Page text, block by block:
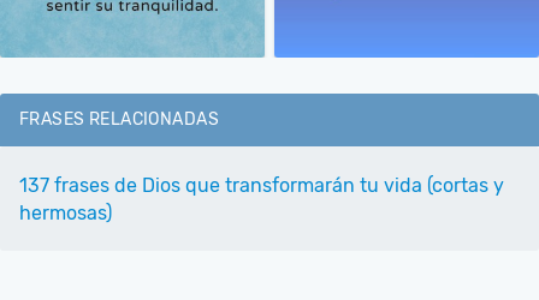
FRASES RELACIONADAS
137 frases de Dios que transformarán tu vida (cortas y
hermosas)